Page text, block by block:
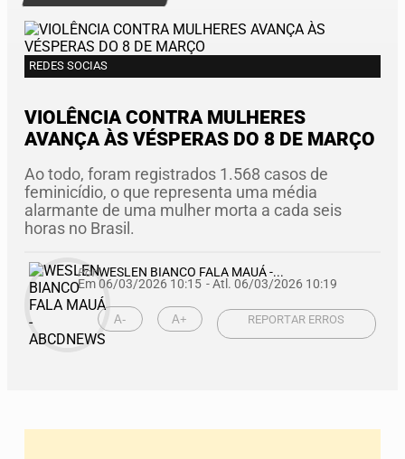
REDES SOCIAS
VIOLÊNCIA CONTRA MULHERES
AVANÇA ÀS VÉSPERAS DO 8 DE MARÇO
Ao todo, foram registrados 1.568 casos de
feminicídio, o que representa uma média
alarmante de uma mulher morta a cada seis
horas no Brasil.
PorWESLEN BIANCO FALA MAUÁ -...
Em 06/03/2026 10:15 - Atl. 06/03/2026 10:19
A- A+ REPORTAR ERROS